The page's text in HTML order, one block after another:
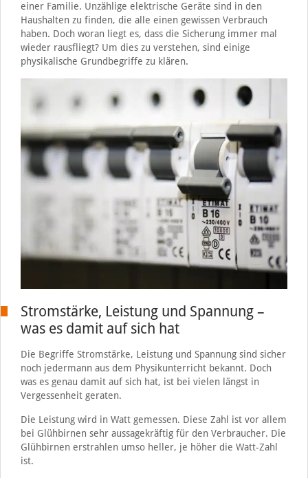
einer Familie. Unzählige elektrische Geräte sind in den
Haushalten zu finden, die alle einen gewissen Verbrauch
haben. Doch woran liegt es, dass die Sicherung immer mal
wieder rausfliegt? Um dies zu verstehen, sind einige
physikalische Grundbegriffe zu klären.
Stromstärke, Leistung und Spannung –
was es damit auf sich hat
Die Begriffe Stromstärke, Leistung und Spannung sind sicher
noch jedermann aus dem Physikunterricht bekannt. Doch
was es genau damit auf sich hat, ist bei vielen längst in
Vergessenheit geraten.
Die Leistung wird in Watt gemessen. Diese Zahl ist vor allem
bei Glühbirnen sehr aussagekräftig für den Verbraucher. Die
Glühbirnen erstrahlen umso heller, je höher die Watt-Zahl
ist.